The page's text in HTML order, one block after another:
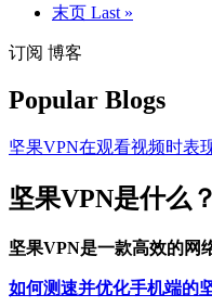
末页 Last »
订阅 博客
Popular Blogs
坚果VPN在观看视频时表
坚果VPN是什么？
坚果VPN是一款高效的网
如何测速并优化手机端的